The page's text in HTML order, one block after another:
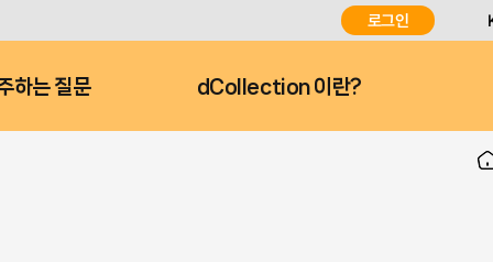
로그인
하는 질문 dCollection 이란?